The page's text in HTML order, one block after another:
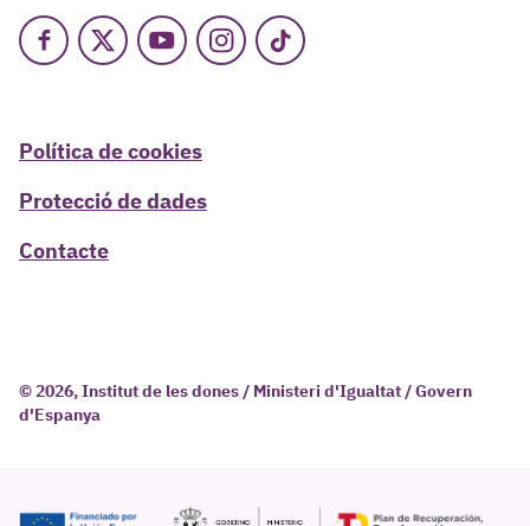
Facebook
X YoutubeInstagram
TikTok
Política de cookies
Protecció de dades
Contacte
© 2026, Institut de les dones / Ministeri d'Igualtat / Govern
d'Espanya